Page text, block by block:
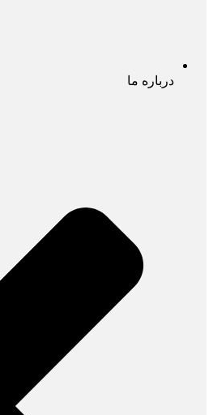
درباره ما